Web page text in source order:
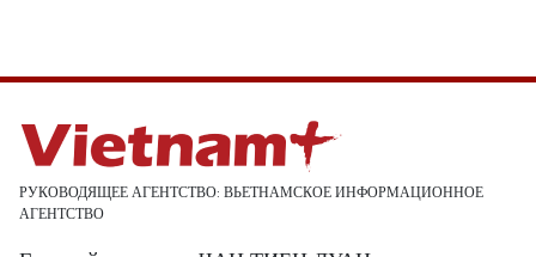
РУКОВОДЯЩЕЕ АГЕНТСТВО: ВЬЕТНАМСКОЕ ИНФОРМАЦИОННОЕ
АГЕНТСТВО